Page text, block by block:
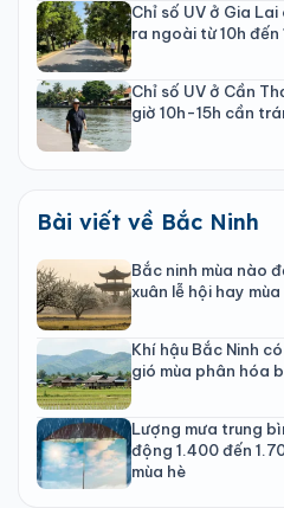
Chỉ số UV ở Gia
ra ngoài từ 10h đến
Chỉ số UV ở Cần
giờ 10h-15h cần
Bài viết về Bắc Ninh
Bắc ninh mùa nào
xuân lễ hội hay
Khí hậu Bắc Ninh
gió mùa phân hóa
Lượng mưa trung
động 1.400 đến
mùa hè